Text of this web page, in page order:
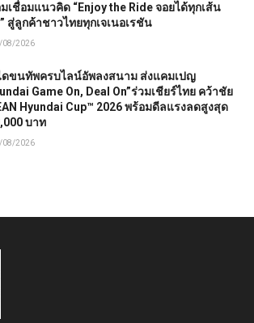
เชื่อมแนวคิด “Enjoy the Ride จอยได้ทุกเส้น
สู่ลูกค้าชาวไทยทุกเจเนอเรชัน
08/2026
ดขนทัพครบไลน์อัพลงสนาม ส่งแคมเปญ
Game On, Deal On”ร่วมเชียร์ไทย คว้าชัย
Hyundai Cup™ 2026 พร้อมดีลแรงลดสูงสุด
บาท
08/2026